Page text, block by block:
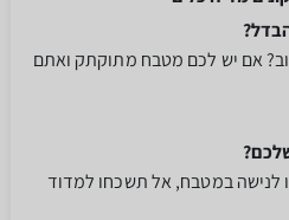
אם יש לכם מטבח מתוקתק ואתם
לנישה במטבח, אל תשכחו למדוד